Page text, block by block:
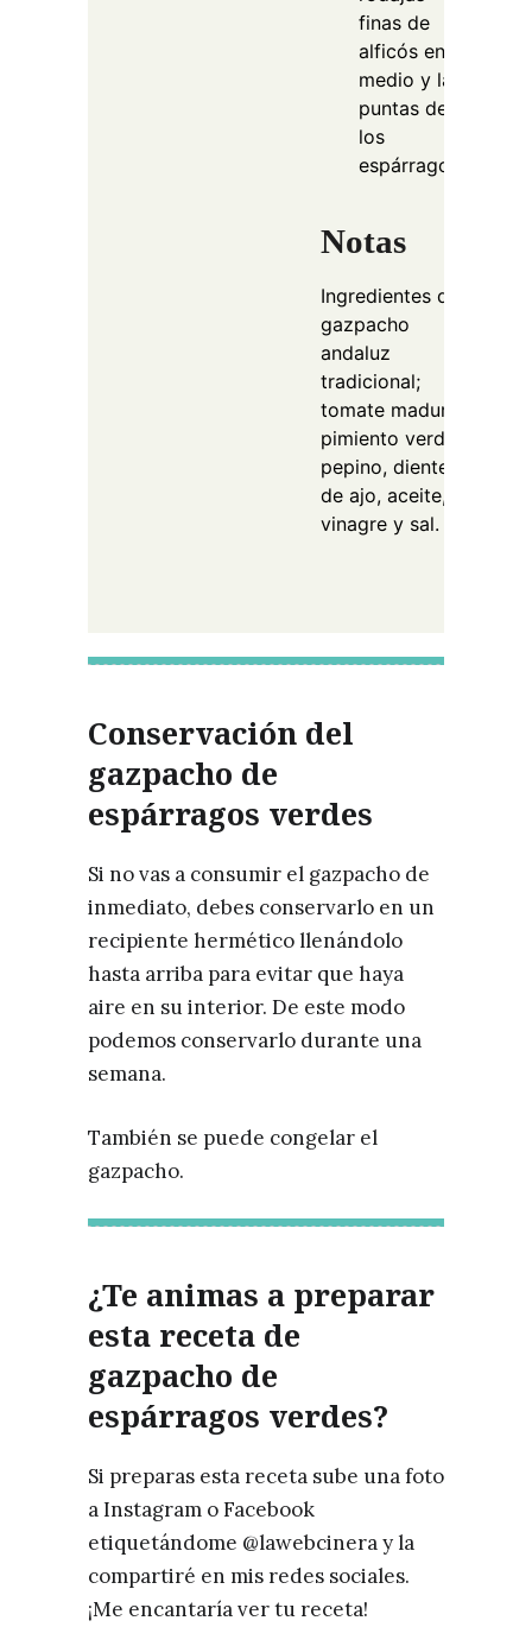
finas de
alficós en
medio y las
puntas de
los
espárragos.
Notas
Ingredientes del
gazpacho
andaluz
tradicional;
tomate maduro,
pimiento verde,
pepino, diente
de ajo, aceite,
vinagre y sal.
Conservación del
gazpacho de
espárragos verdes
Si no vas a consumir el gazpacho de
inmediato, debes conservarlo en un
recipiente hermético llenándolo
hasta arriba para evitar que haya
aire en su interior. De este modo
podemos conservarlo durante una
semana.
También se puede congelar el
gazpacho.
¿Te animas a preparar
esta receta de
gazpacho de
espárragos verdes?
Si preparas esta receta sube una foto
a Instagram o Facebook
etiquetándome @lawebcinera y la
compartiré en mis redes sociales.
¡Me encantaría ver tu receta!